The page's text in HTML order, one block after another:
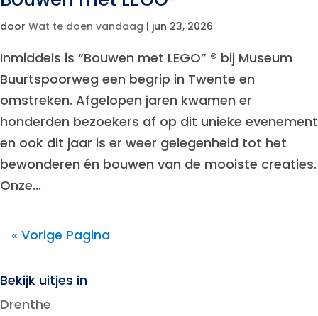
door Wat te doen vandaag | jun 23, 2026
Inmiddels is “Bouwen met LEGO” ® bij Museum
Buurtspoorweg een begrip in Twente en
omstreken. Afgelopen jaren kwamen er
honderden bezoekers af op dit unieke evenement
en ook dit jaar is er weer gelegenheid tot het
bewonderen én bouwen van de mooiste creaties.
Onze...
« Vorige Pagina
Bekijk uitjes in
Drenthe